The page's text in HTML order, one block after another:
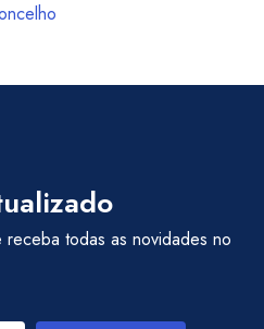
todas as novidades no